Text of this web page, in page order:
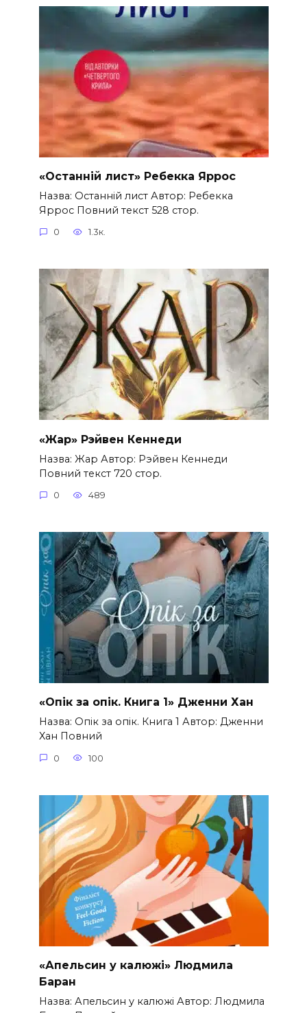
«Останній лист» Ребекка Яррос
Назва: Останній лист Автор: Ребекка
Яррос Повний текст 528 стор.
0 1.3к.
«Жар» Рэйвен Кеннеди
Назва: Жар Автор: Рэйвен Кеннеди
Повний текст 720 стор.
0 489
«Опік за опік. Книга 1» Дженни Хан
Назва: Опік за опік. Книга 1 Автор: Дженни
Хан Повний
0 100
«Апельсин у калюжі» Людмила
Баран
Назва: Апельсин у калюжі Автор: Людмила